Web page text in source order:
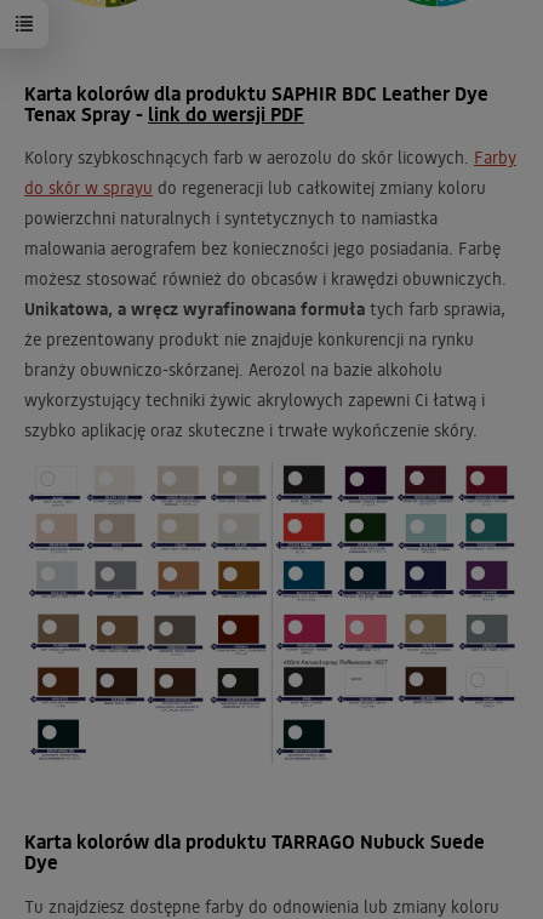
Karta kolorów dla produktu SAPHIR BDC Leather Dye
Tenax Spray - link do wersji PDF
Kolory szybkoschnących farb w aerozolu do skór licowych. Farby
do skór w sprayu do regeneracji lub całkowitej zmiany koloru
powierzchni naturalnych i syntetycznych to namiastka
malowania aerografem bez konieczności jego posiadania. Farbę
możesz stosować również do obcasów i krawędzi obuwniczych.
Unikatowa, a wręcz wyrafinowana formuła tych farb sprawia,
że prezentowany produkt nie znajduje konkurencji na rynku
branży obuwniczo-skórzanej. Aerozol na bazie alkoholu
wykorzystujący techniki żywic akrylowych zapewni Ci łatwą i
szybko aplikację oraz skuteczne i trwałe wykończenie skóry.
Karta kolorów dla produktu TARRAGO Nubuck Suede
Dye
Tu znajdziesz dostępne farby do odnowienia lub zmiany koloru